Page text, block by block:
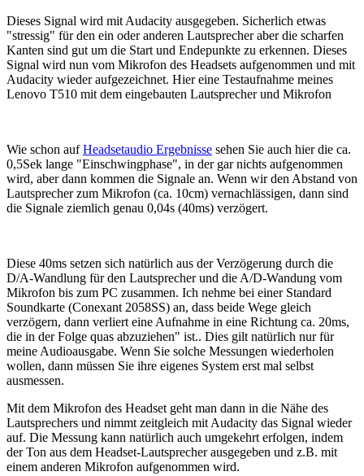
Dieses Signal wird mit Audacity ausgegeben. Sicherlich etwas
"stressig" für den ein oder anderen Lautsprecher aber die scharfen
Kanten sind gut um die Start und Endepunkte zu erkennen. Dieses
Signal wird nun vom Mikrofon des Headsets aufgenommen und mit
Audacity wieder aufgezeichnet. Hier eine Testaufnahme meines
Lenovo T510 mit dem eingebauten Lautsprecher und Mikrofon
Wie schon aufHeadsetaudio Ergebnisse sehen Sie auch hier die ca.
0,5Sek lange "Einschwingphase", in der gar nichts aufgenommen
wird, aber dann kommen die Signale an. Wenn wir den Abstand von
Lautsprecher zum Mikrofon (ca. 10cm) vernachlässigen, dann sind
die Signale ziemlich genau 0,04s (40ms) verzögert.
Diese 40ms setzen sich natürlich aus der Verzögerung durch die
D/A-Wandlung für den Lautsprecher und die A/D-Wandung vom
Mikrofon bis zum PC zusammen. Ich nehme bei einer Standard
Soundkarte (Conexant 2058SS) an, dass beide Wege gleich
verzögern, dann verliert eine Aufnahme in eine Richtung ca. 20ms,
die in der Folge quas abzuziehen" ist.. Dies gilt natürlich nur für
meine Audioausgabe. Wenn Sie solche Messungen wiederholen
wollen, dann müssen Sie ihre eigenes System erst mal selbst
ausmessen.
Mit dem Mikrofon des Headset geht man dann in die Nähe des
Lautsprechers und nimmt zeitgleich mit Audacity das Signal wieder
auf. Die Messung kann natürlich auch umgekehrt erfolgen, indem
der Ton aus dem Headset-Lautsprecher ausgegeben und z.B. mit
einem anderen Mikrofon aufgenommen wird.